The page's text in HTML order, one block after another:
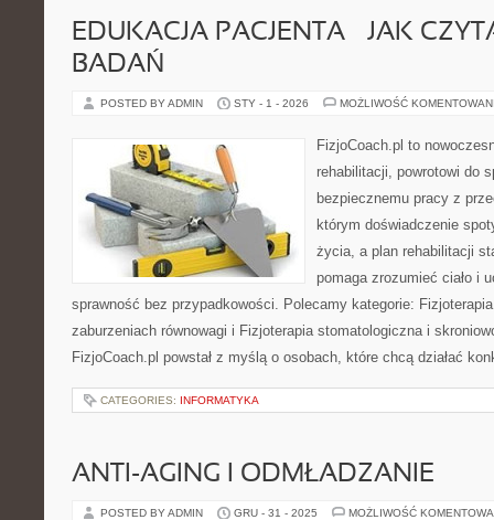
EDUKACJA PACJENTA – JAK
BADAŃ
POSTED BY ADMIN STY - 1 - 2026 MOŻLIWOŚĆ
FizjoCoach.pl to
rehabilitacji, powrotowi do
bezpiecznemu pracy z
którym doświadczenie
życia, a plan rehabilitacji
pomaga zrozumieć ciało i
sprawność bez przypadkowości. Polecamy kategorie:
zaburzeniach równowagi i Fizjoterapia stomatologiczna i
FizjoCoach.pl powstał z myślą o osobach, które chcą działać
CATEGORIES: INFORMATYKA
ANTI-AGING I ODMŁADZANIE
POSTED BY ADMIN GRU - 31 - 2025 MOŻLIWOŚĆ